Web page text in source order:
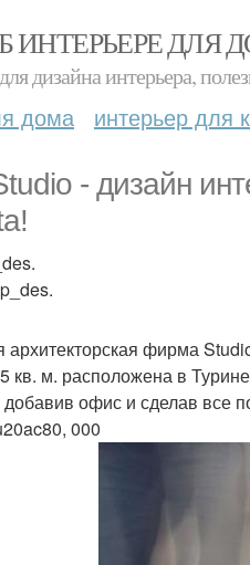
ИНТЕРЬЕРЕ ДЛЯ
дизайна интерьера,
дома интерьер для
- дизайн
архитекторская фирма
кв. м. расположена в
добавив офис и сделав
000